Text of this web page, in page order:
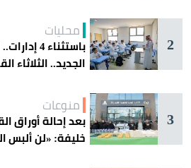
2
محليات
باستثناء
الجديد.. الثلاثاء
3
منوعات
بعد إحالة أوراق
خليفة: «لن ألبس